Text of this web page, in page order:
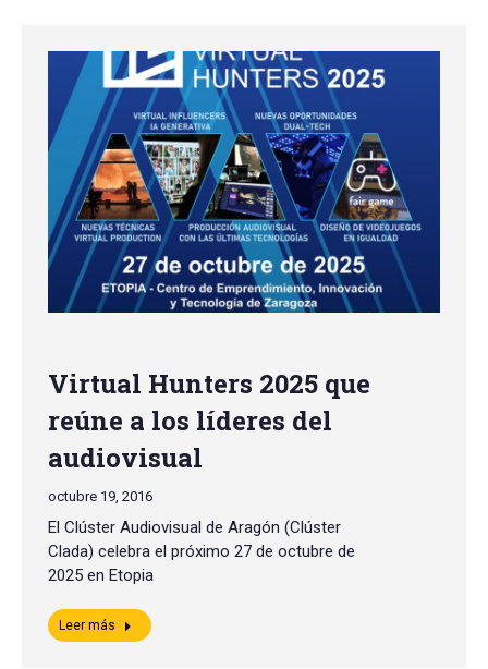
Virtual Hunters 2025 que
reúne a los líderes del
audiovisual
octubre 19, 2016
El Clúster Audiovisual de Aragón (Clúster
Clada) celebra el próximo 27 de octubre de
2025 en Etopia
Leer más